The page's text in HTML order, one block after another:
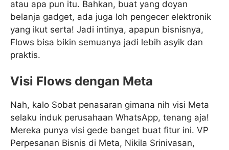
atau apa pun itu. Bahkan, buat yang doyan
belanja gadget, ada juga loh pengecer elektronik
yang ikut serta! Jadi intinya, apapun bisnisnya,
Flows bisa bikin semuanya jadi lebih asyik dan
praktis.
Visi Flows dengan Meta
Nah, kalo Sobat penasaran gimana nih visi Meta
selaku induk perusahaan WhatsApp, tenang aja!
Mereka punya visi gede banget buat fitur ini. VP
Perpesanan Bisnis di Meta, Nikila Srinivasan,